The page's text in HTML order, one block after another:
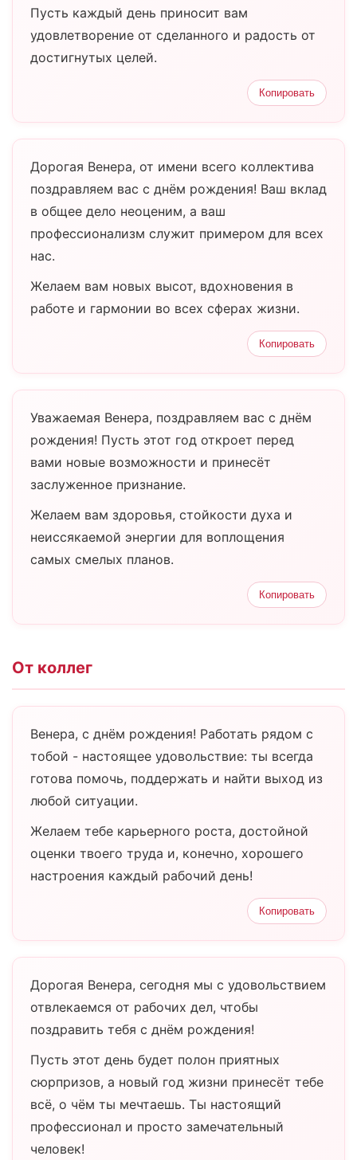
Пусть каждый день приносит вам
удовлетворение от сделанного и радость от
достигнутых целей.
Копировать
Дорогая Венера, от имени всего коллектива
поздравляем вас с днём рождения! Ваш вклад
в общее дело неоценим, а ваш
профессионализм служит примером для всех
нас.
Желаем вам новых высот, вдохновения в
работе и гармонии во всех сферах жизни.
Копировать
Уважаемая Венера, поздравляем вас с днём
рождения! Пусть этот год откроет перед
вами новые возможности и принесёт
заслуженное признание.
Желаем вам здоровья, стойкости духа и
неиссякаемой энергии для воплощения
самых смелых планов.
Копировать
От коллег
Венера, с днём рождения! Работать рядом с
тобой - настоящее удовольствие: ты всегда
готова помочь, поддержать и найти выход из
любой ситуации.
Желаем тебе карьерного роста, достойной
оценки твоего труда и, конечно, хорошего
настроения каждый рабочий день!
Копировать
Дорогая Венера, сегодня мы с удовольствием
отвлекаемся от рабочих дел, чтобы
поздравить тебя с днём рождения!
Пусть этот день будет полон приятных
сюрпризов, а новый год жизни принесёт тебе
всё, о чём ты мечтаешь. Ты настоящий
профессионал и просто замечательный
человек!